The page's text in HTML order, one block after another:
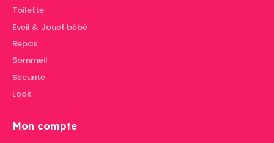
Toilette
Eveil & Jouet bébé
Repas
Sommeil
Sécurité
Look
Mon compte